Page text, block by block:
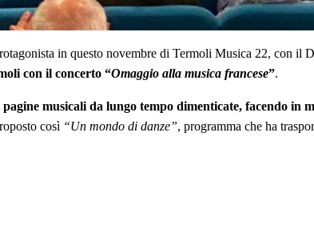
in questo novembre di Termoli Musica 22, con il
con il concerto “Omaggio alla musica francese”.
musicali da lungo tempo dimenticate, facendo
così “Un mondo di danze”, programma che ha